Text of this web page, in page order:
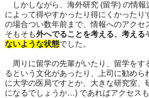
しかしながら、海外研究 (留学) の情報
によって得やすかったり得にくかった
の場合つい数年前まで、情報へのアクセ
そもそも外へでることを考える、考える
ないような状態でした。
周りに留学の先輩がいたり、留学をす
るという文化があったり、上司に勧めら
に大学の医局ですとか、大きな研究室、
になるでしょうか…) であればアクセス